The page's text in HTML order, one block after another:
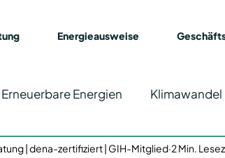
Energieausweise
Erneuerbare Energien
Energieausweis
| dena-zertifiziert | GIH-Mitglied 2 Min.